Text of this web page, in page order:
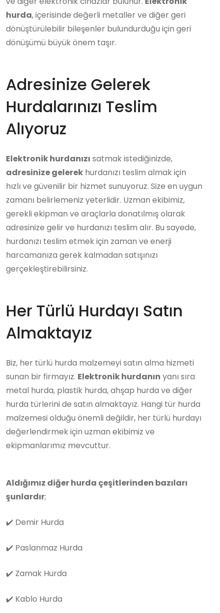
hurda, içerisinde değerli metaller ve diğer geri
dönüştürülebilir bileşenler bulundurduğu için geri
dönüşümü büyük önem taşır.
Adresinize Gelerek
Hurdalarınızı Teslim
Alıyoruz
Elektronik hurdanızı satmak istediğinizde,
adresinize gelerek hurdanızı teslim almak için
hızlı ve güvenilir bir hizmet sunuyoruz. Size en uygun
zamanı belirlemeniz yeterlidir. Uzman ekibimiz,
gerekli ekipman ve araçlarla donatılmış olarak
adresinize gelir ve hurdanızı teslim alır. Bu sayede,
hurdanızı teslim etmek için zaman ve enerji
harcamanıza gerek kalmadan satışınızı
gerçekleştirebilirsiniz.
Her Türlü Hurdayı Satın
Almaktayız
Biz, her türlü hurda malzemeyi satın alma hizmeti
sunan bir firmayız. Elektronik hurdanın yanı sıra
metal hurda, plastik hurda, ahşap hurda ve diğer
hurda türlerini de satın almaktayız. Hangi tür hurda
malzemesi olduğu önemli değildir, her türlü hurdayı
değerlendirmek için uzman ekibimiz ve
ekipmanlarımız mevcuttur.
Aldığımız diğer hurda çeşitlerinden bazıları
şunlardır;
✔️ Demir Hurda
✔️ Paslanmaz Hurda
✔️ Zamak Hurda
✔️ Kablo Hurda